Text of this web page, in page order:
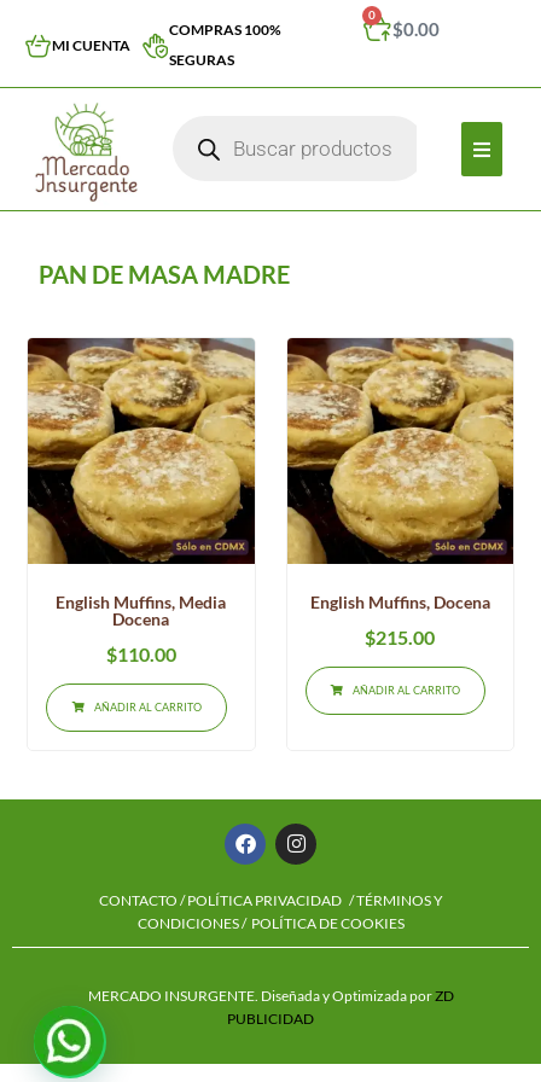
MI CUENTA
COMPRAS 100%
SEGURAS
$0.00
0
PAN DE MASA MADRE
English Muffins, Media
Docena
$110.00
AÑADIR AL CARRITO
English Muffins, Docena
$215.00
AÑADIR AL CARRITO
CONTACTO /POLÍTICA PRIVACIDAD / TÉRMINOS Y
CONDICIONES / POLÍTICA DE COOKIES
MERCADO INSURGENTE. Diseñada y Optimizada porZD
PUBLICIDAD